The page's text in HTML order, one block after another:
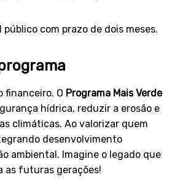
com prazo de dois meses.
financeiro. O Programa Mais Verde
hídrica, reduzir a erosão e
climáticas. Ao valorizar quem
desenvolvimento
ambiental. Imagine o legado que
as futuras gerações!